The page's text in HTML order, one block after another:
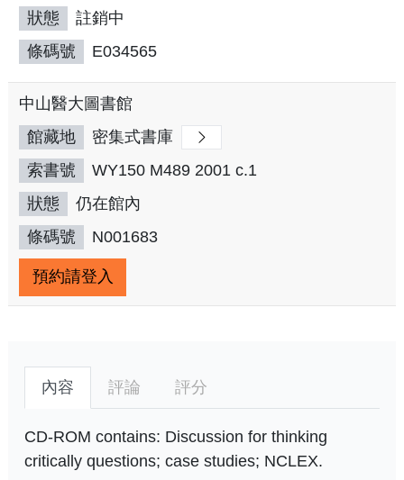
狀態
註銷中
條碼號
E034565
中山醫大圖書館
館藏地
密集式書庫
索書號
WY150 M489 2001 c.1
狀態
仍在館內
條碼號
N001683
預約請登入
內容 評論 評分
CD-ROM contains: Discussion for thinking
critically questions; case studies; NCLEX.